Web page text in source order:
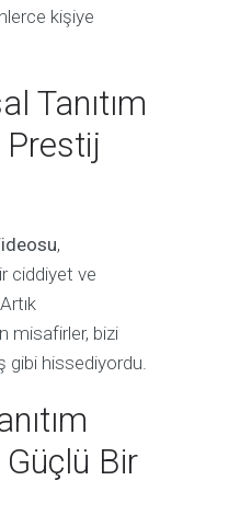
kişiye
Tanıtım
,
ciddiyet ve
misafirler, bizi
gibi hissediyordu.
Bir